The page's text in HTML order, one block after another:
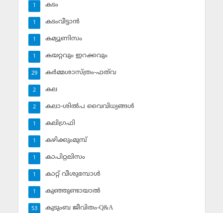
കടം
1
കടംവീട്ടാന്‍
1
കമ്യൂണിസം
1
കയറ്റവും ഇറക്കവും
1
കര്‍മ്മശാസ്ത്രം-ഫത്‌വ
29
കല
2
കലാ-ശില്‍പ വൈവിധ്യങ്ങള്‍
2
കലിഗ്രഫി
1
കഴിക്കുംമുമ്പ്
1
കാപിറ്റലിസം
1
കാറ്റ് വീശുമ്പോള്‍
1
കുഞ്ഞുണ്ടായാല്‍
1
കുടുംബ ജീവിതം-Q&A
53